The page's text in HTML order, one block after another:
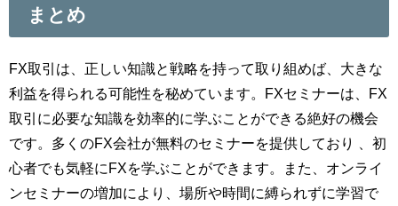
まとめ
FX取引は、正しい知識と戦略を持って取り組めば、大きな
利益を得られる可能性を秘めています。FXセミナーは、FX
取引に必要な知識を効率的に学ぶことができる絶好の機会
です。多くのFX会社が無料のセミナーを提供しており 、初
心者でも気軽にFXを学ぶことができます。また、オンライ
ンセミナーの増加により、場所や時間に縛られずに学習で